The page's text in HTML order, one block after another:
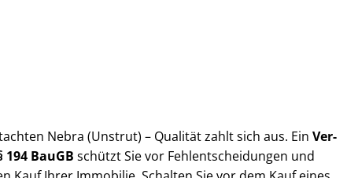
Nebra (Unstrut) – Qualität zahlt sich aus. Ein Ver­
BauGB schützt Sie vor Fehl­ent­schei­dun­gen und